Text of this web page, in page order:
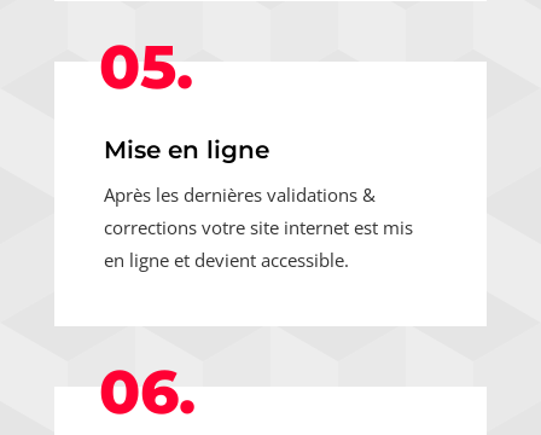
05.
Mise en ligne
Après les dernières validations &
corrections votre site internet est mis
en ligne et devient accessible.
06.